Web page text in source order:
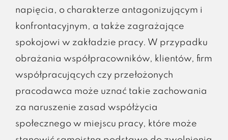
napięcia, o charakterze antagonizującym i
konfrontacyjnym, a także zagrażające
spokojowi w zakładzie pracy. W przypadku
obrażania współpracowników, klientów, firm
współpracujących czy przełożonych
pracodawca może uznać takie zachowania
za naruszenie zasad współżycia
społecznego w miejscu pracy, które może